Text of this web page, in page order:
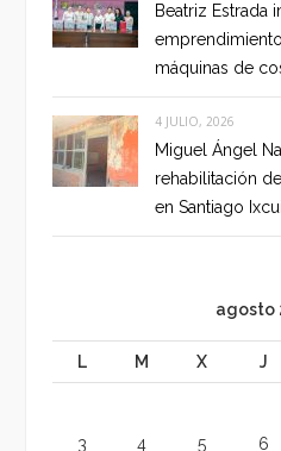
Beatriz Estrada
máquinas de
4 JULIO, 2026
Miguel Ángel
rehabilitación
en Santiago
agosto
L M X J
3 4 5 6